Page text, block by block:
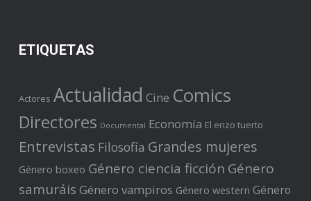
ETIQUETAS
Actores Actualidad Cine Comics
Directores Documental Economía El erizo tuerto
Entrevistas Filosofía Grandes mujeres
Género boxeo Género ciencia ficción Género
samuráis Género vampiros Género western Género